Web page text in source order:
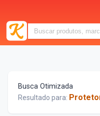
Busca Otimizada
Resultado para: